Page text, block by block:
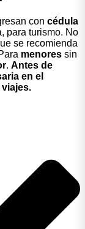
con cédula
para turismo. No
se recomienda
menores sin
. Antes de
en el